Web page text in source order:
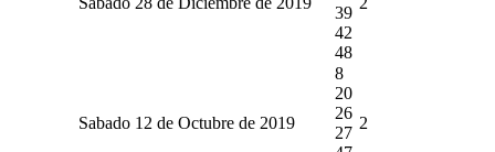
39
42
48
Sabado 12 de Octubre de 2019
8
20
26
27
2